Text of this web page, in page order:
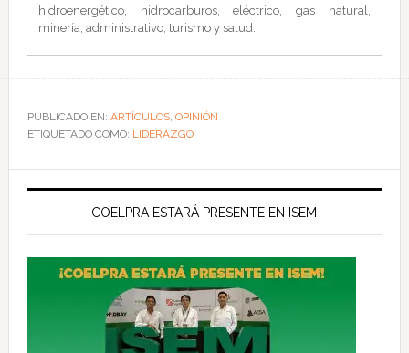
hidroenergético, hidrocarburos, eléctrico, gas natural,
minería, administrativo, turismo y salud.
PUBLICADO EN: ARTÍCULOS, OPINIÓN
ETIQUETADO COMO: LIDERAZGO
COELPRA ESTARÁ PRESENTE EN ISEM